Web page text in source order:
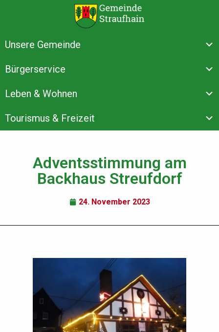
Unsere Gemeinde
Bürgerservice
Leben & Wohnen
Tourismus & Freizeit
Adventsstimmung am
Backhaus Streufdorf
24. November 2023